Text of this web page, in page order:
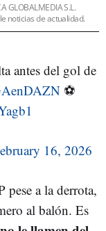
GLOBALMEDIA S.L.
noticias de actualidad.
antes del gol de
⚽
16, 2026
a la derrota,
al balón. Es